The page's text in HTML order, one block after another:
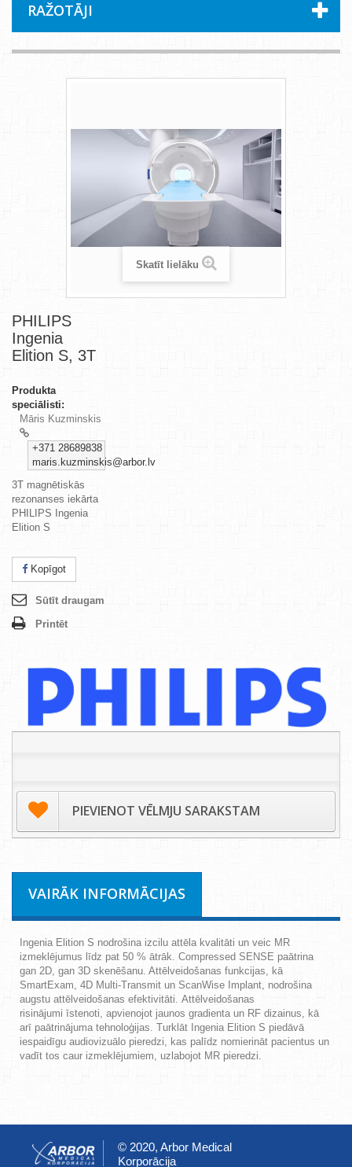
RAŽOTĀJI
Skatīt lielāku
PHILIPS
Ingenia
Elition S, 3T
Produkta
speciālisti:
Māris Kuzminskis
+371 28689838
maris.kuzminskis@arbor.lv
3T magnētiskās
rezonanses iekārta
PHILIPS Ingenia
Elition S
Kopīgot
Sūtīt draugam
Printēt
PIEVIENOT VĒLMJU SARAKSTAM
VAIRĀK INFORMĀCIJAS
Ingenia Elition S nodrošina izcilu attēla kvalitāti un veic MR
izmeklējumus līdz pat 50 % ātrāk. Compressed SENSE paātrina
gan 2D, gan 3D skenēšanu. Attēlveidošanas funkcijas, kā
SmartExam, 4D Multi-Transmit un ScanWise Implant, nodrošina
augstu attēlveidošanas efektivitāti. Attēlveidošanas
risinājumi īstenoti, apvienojot jaunos gradienta un RF dizainus, kā
arī paātrinājuma tehnoloģijas. Turklāt Ingenia Elition S piedāvā
iespaidīgu audiovizuālo pieredzi, kas palīdz nomierināt pacientus un
vadīt tos caur izmeklējumiem, uzlabojot MR pieredzi.
© 2020, Arbor Medical
Korporācija